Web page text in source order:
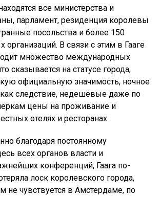
все министерства и
парламент, резиденция королевы
посольства и более 150
В связи с этим в Гааге
множество международных
сказывается на статусе города,
официальную значимость, ночное
как следствие, недешёвые даже по
цены на проживание и
отелях и ресторанах
благодаря постоянному
всех органов власти и
конференций, Гаага по-
лоск королевского города,
не чувствуется в Амстердаме, по